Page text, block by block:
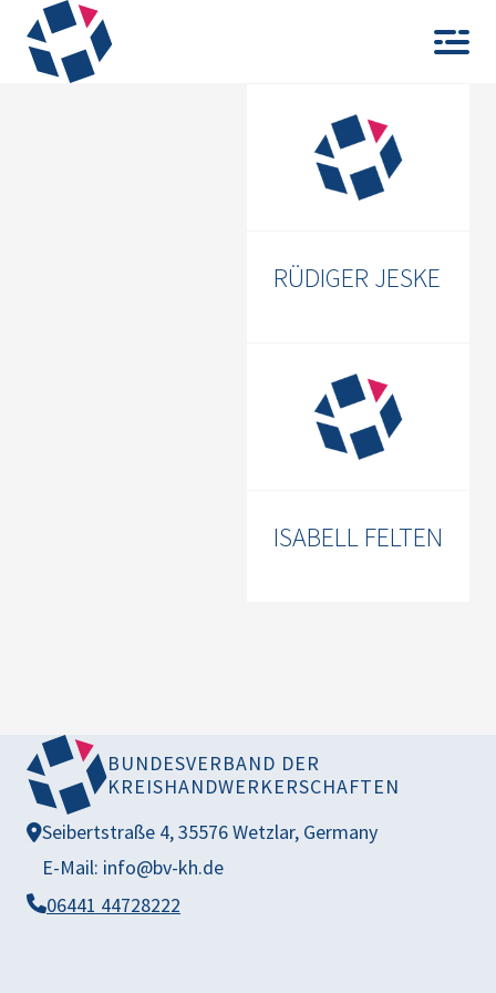
RÜDIGER JESKE
ISABELL FELTEN
BUNDESVERBAND DER
KREISHANDWERKERSCHAFTEN
Seibertstraße 4, 35576 Wetzlar, Germany
E-Mail: info@bv-kh.de
06441 44728222